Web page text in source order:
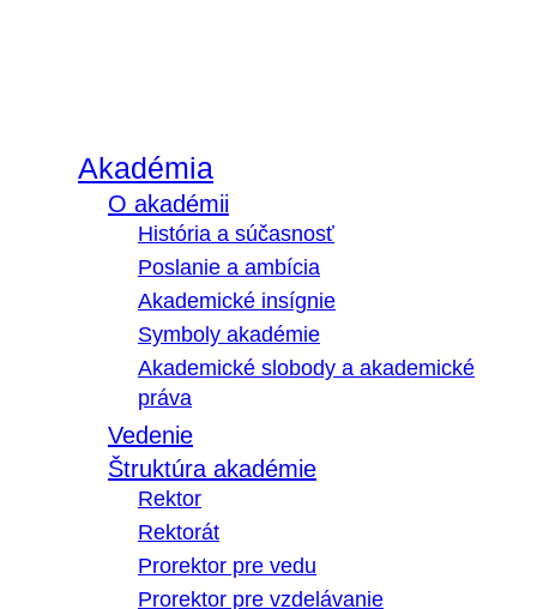
Akadémia
O akadémii
História a súčasnosť
Poslanie a ambícia
Akademické insígnie
Symboly akadémie
Akademické slobody a akademické
práva
Vedenie
Štruktúra akadémie
Rektor
Rektorát
Prorektor pre vedu
Prorektor pre vzdelávanie